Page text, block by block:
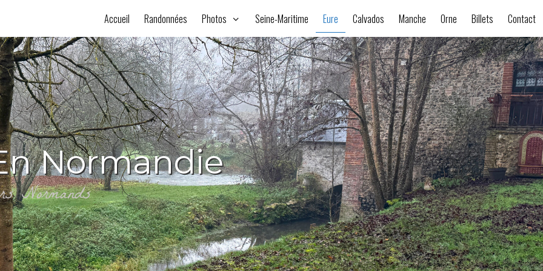
Accueil Randonnées Photos Seine-Maritime Eure Calvados Manche Orne Billets Contact
Normandie